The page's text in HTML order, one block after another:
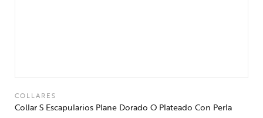
COLLARES
Collar S Escapularios Plane Dorado O Plateado Con Perla